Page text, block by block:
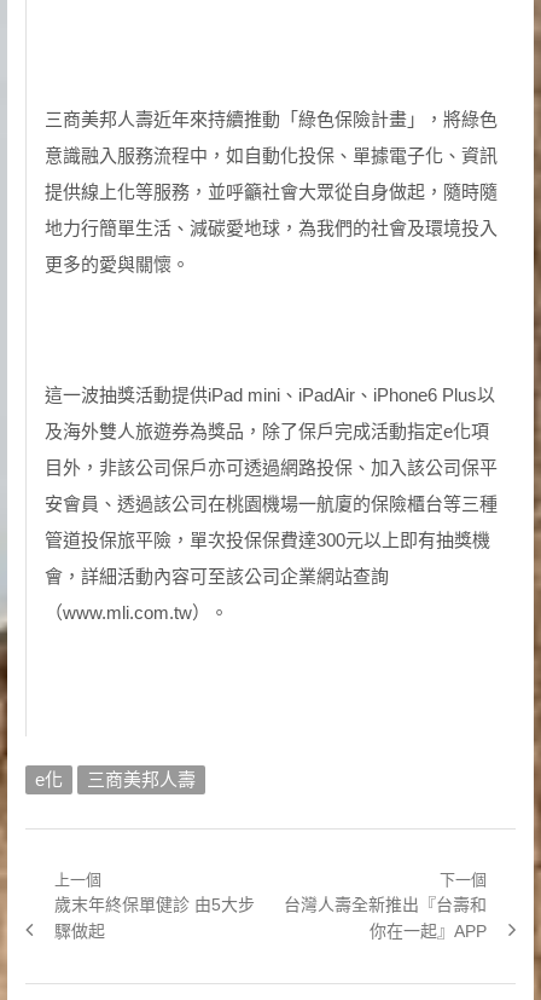
三商美邦人壽近年來持續推動「綠色保險計畫」，將綠色
意識融入服務流程中，如自動化投保、單據電子化、資訊
提供線上化等服務，並呼籲社會大眾從自身做起，隨時隨
地力行簡單生活、減碳愛地球，為我們的社會及環境投入
更多的愛與關懷。
這一波抽獎活動提供iPad mini、iPadAir、iPhone6 Plus以
及海外雙人旅遊券為獎品，除了保戶完成活動指定e化項
目外，非該公司保戶亦可透過網路投保、加入該公司保平
安會員、透過該公司在桃園機場一航廈的保險櫃台等三種
管道投保旅平險，單次投保保費達300元以上即有抽獎機
會，詳細活動內容可至該公司企業網站查詢
（www.mli.com.tw）。
e化 三商美邦人壽
章
導
上一個
Previous
post:
歲末年終保單健診 由5大步
驟做起
下一個
Next
台灣人壽全新推出『台壽和
你在一起』APP